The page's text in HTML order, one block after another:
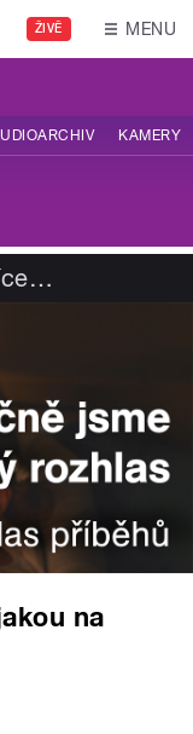
ŽIVĚ MENU
KAMERY
…
na